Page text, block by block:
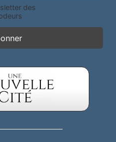
des